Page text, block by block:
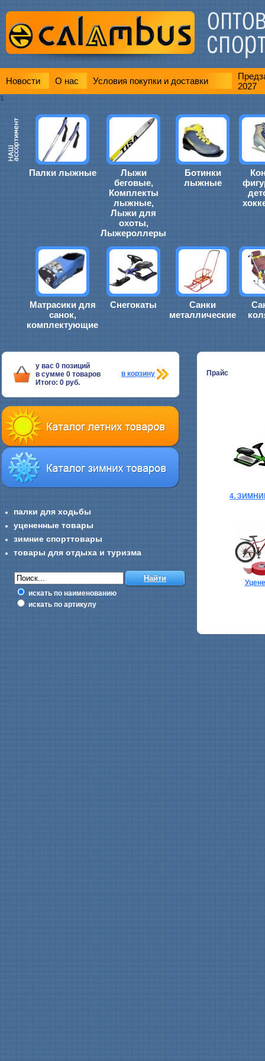
Новости О нас Условия покупки и доставки
2027
1
Палки лыжные
Лыжи
беговые,
Комплекты
лыжные,
Лыжи для
охоты,
Лыжероллеры
Ботинки
лыжные
Матрасики для
санок,
комплектующие
Снегокаты
Санки
металлические
у вас 0 позиций
в сумме 0 товаров
Итого: 0 руб.
в корзину
палки для ходьбы
уцененные товары
зимние спорттовары
товары для отдыха и туризма
искать по наименованию
искать по артикулу
Прайс
4.